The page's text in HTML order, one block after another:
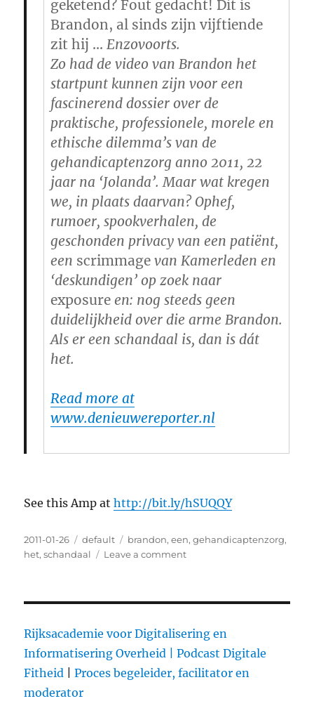
geketend? Fout gedacht! Dit is
Brandon, al sinds zijn vijftiende
zit hij … Enzovoorts.
Zo had de video van Brandon het
startpunt kunnen zijn voor een
fascinerend dossier over de
praktische, professionele, morele en
ethische dilemma’s van de
gehandicaptenzorg anno 2011, 22
jaar na ‘Jolanda’. Maar wat kregen
we, in plaats daarvan? Ophef,
rumoer, spookverhalen, de
geschonden privacy van een patiënt,
een scrimmagevan Kamerleden en
‘deskundigen’ op zoek naar
exposureen: nog steeds geen
duidelijkheid over die arme Brandon.
Als er een schandaal is, dan is dát
het.
Read more at
www.denieuwereporter.nl
See this Amp athttp://bit.ly/hSUQQY
Posted
on
2011-01-26 Categories
default Tags
brandon,een,gehandicaptenzorg,
het,schandaal Leave a comment
niet
verhaal
(Dutch)
Rijksacademie voor Digitalisering en
Informatisering Overheid |
Podcast Digitale
Fitheid |Proces begeleider, facilitator en
moderator